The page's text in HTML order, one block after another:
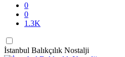
0
0
1.3K
İstanbul Balıkçılık Nostalji